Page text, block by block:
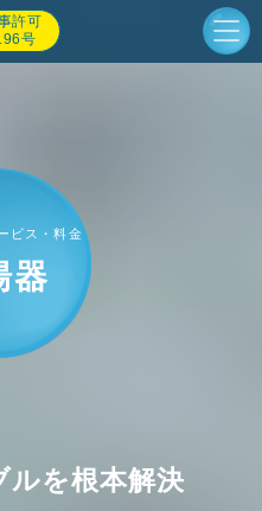
許可
号
ビス・料金
器
ルを根本解決